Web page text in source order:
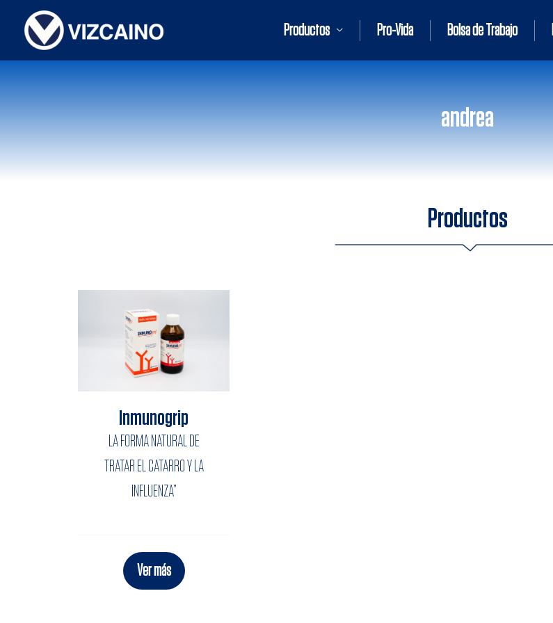
Productos Pro-Vida Bolsa de Trabajo
andrea
Productos
Inmunogrip
LA FORMA NATURAL DE
TRATAR EL CATARRO Y LA
INFLUENZA”
Ver más